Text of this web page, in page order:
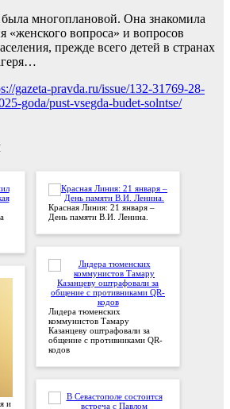
многоплановой. Она знакомила
вопроса» и вопросов
прежде всего детей в странах
gazeta-pravda.ru/issue/132-31769-28-
goda/pust-vsegda-budet-solntse/
и
Красная Линия: 21 января –
День памяти В.И. Ленина.
Лидера тюменских
коммунистов Тамару
Казанцеву оштрафовали за
общение с противниками QR-
кодов